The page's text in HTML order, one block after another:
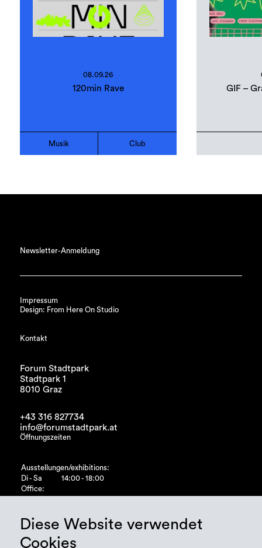
08.09.26
120min Rave
Musik Club
GIF –
Newsletter-Anmeldung
Impressum
Design: From Here On Studio
Kontakt
Forum Stadtpark
Stadtpark 1
8010 Graz
+43 316 827734
info@forumstadtpark.at
Öffnungszeiten
Ausstellungen/exhibitions:
Di - Sa
14:00 - 18:00
Office:
Diese Website verwendet
Cookies